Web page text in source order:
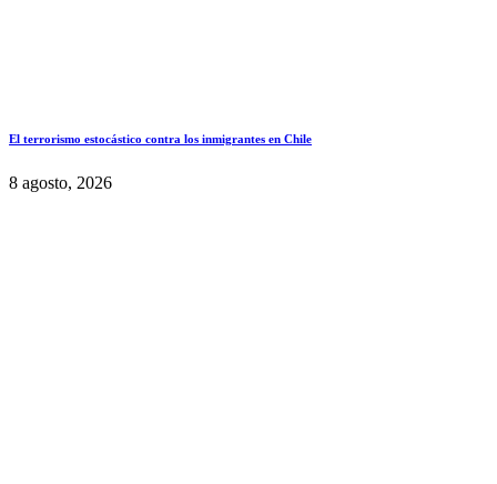
El terrorismo estocástico contra los inmigrantes en Chile
8 agosto, 2026